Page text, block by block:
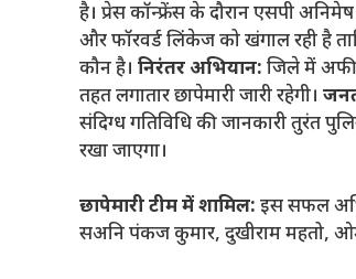
है। प्रेस कॉन्फ्रेंस के दौरान एसपी
और फॉरवर्ड लिंकेज को खंगाल रही है
कौन है। निरंतर अभियान: जिले में
तहत लगातार छापेमारी जारी रहेगी।
संदिग्ध गतिविधि की जानकारी तुरंत
रखा जाएगा।
छापेमारी टीम में शामिल: इस सफल
सअनि पंकज कुमार, दुखीराम महतो,